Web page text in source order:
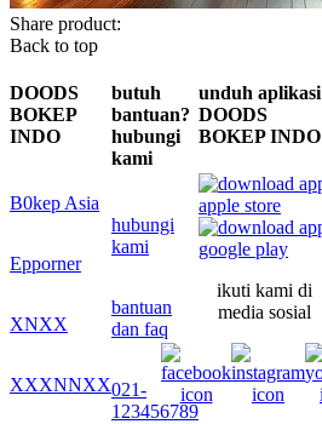
Share product:
Back to top
DOODS
BOKEP
INDO
B0kep Asia
Epporner
XNXX
XXXNNXX
butuh
bantuan?
hubungi
kami
hubungi
kami
bantuan
dan faq
021-
123456789
unduh aplikasi
DOODS
BOKEP INDO
ikuti kami di
media sosial